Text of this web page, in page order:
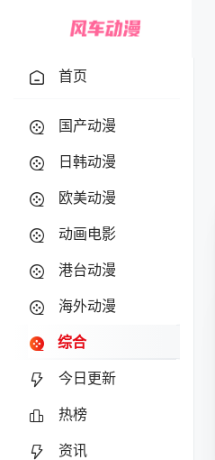
首页
国产动漫
日韩动漫
欧美动漫
动画电影
港台动漫
海外动漫
综合
今日更新
热榜
资讯